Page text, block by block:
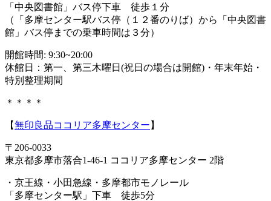
「中央図書館」バス停下車 徒歩１分
（「多摩センター駅バス停（１２番のりば）から「中央図書
館」バス停までの乗車時間は３分）
開館時間: 9:30~20:00
休館日：第一、第三木曜日(祝日の場合は開館)・年末年始・
特別整理期間
＊＊＊＊
【無印良品ココリア多摩センター 】
〒206-0033
東京都多摩市落合1-46-1 ココリア多摩センター 2階
・京王線・小田急線・多摩都市モノレール
「多摩センター駅」下車 徒歩5分